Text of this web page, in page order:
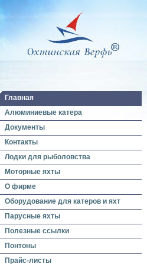
Главная
Алюминиевые катера
Документы
Контакты
Лодки для рыболовства
Моторные яхты
О фирме
Оборудование для катеров и яхт
Парусные яхты
Полезные ссылки
Понтоны
Прайс-листы